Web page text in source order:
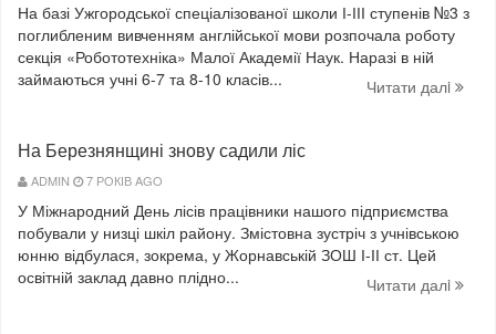
На базі Ужгородської спеціалізованої школи І-ІІІ ступенів №3 з
поглибленим вивченням англійської мови розпочала роботу
секція «Робототехніка» Малої Академії Наук. Наразі в ній
займаються учні 6-7 та 8-10 класів...
Читати далi
На Березнянщині знову садили ліс
ADMIN 7 РОКІВ AGO
У Міжнародний День лісів працівники нашого підприємства
побували у низці шкіл району. Змістовна зустріч з учнівською
юнню відбулася, зокрема, у Жорнавській ЗОШ І-ІІ ст. Цей
освітній заклад давно плідно...
Читати далi